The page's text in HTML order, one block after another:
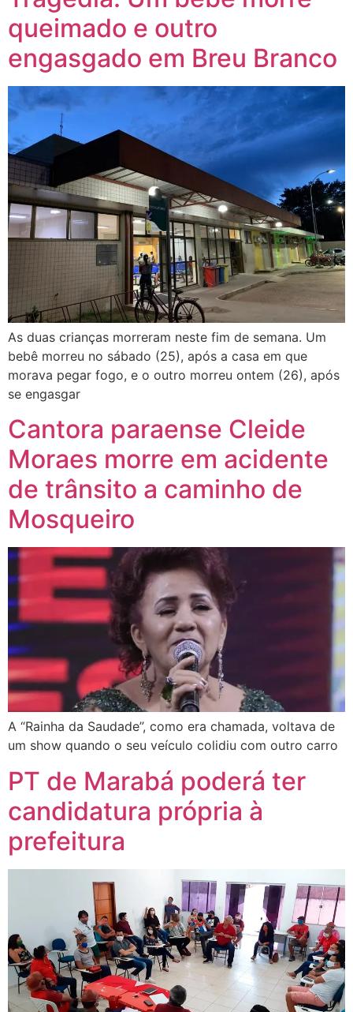
queimado e outro
engasgado em Breu Branco
As duas crianças morreram neste fim de semana. Um
bebê morreu no sábado (25), após a casa em que
morava pegar fogo, e o outro morreu ontem (26), após
se engasgar
Cantora paraense Cleide
Moraes morre em acidente
de trânsito a caminho de
Mosqueiro
A “Rainha da Saudade”, como era chamada, voltava de
um show quando o seu veículo colidiu com outro carro
PT de Marabá poderá ter
candidatura própria à
prefeitura